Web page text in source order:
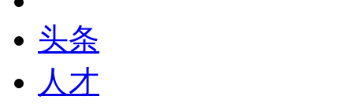
头条
人才